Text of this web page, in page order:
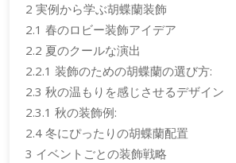
2 実例から学ぶ胡蝶蘭装飾
2.1 春のロビー装飾アイデア
2.2 夏のクールな演出
2.2.1 装飾のための胡蝶蘭の選び方:
2.3 秋の温もりを感じさせるデザイン
2.3.1 秋の装飾例:
2.4 冬にぴったりの胡蝶蘭配置
3 イベントごとの装飾戦略